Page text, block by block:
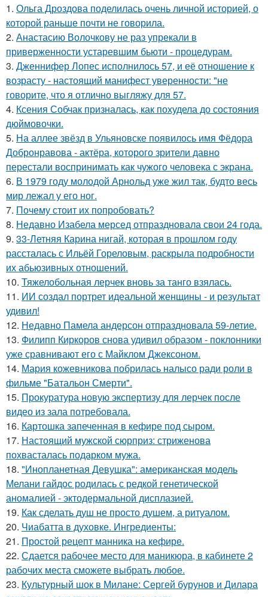
1. Ольга Дроздова поделилась очень личной историей, о
которой раньше почти не говорила.
2. Анастасию Волочкову не раз упрекали в
приверженности устаревшим бьюти - процедурам.
3. Дженнифер Лопес исполнилось 57, и её отношение к
возрасту - настоящий манифест уверенности: "не
говорите, что я отлично выгляжу для 57.
4. Ксения Собчак призналась, как похудела до состояния
дюймовочки.
5. На аллее звёзд в Ульяновске появилось имя Фёдора
Добронравова - актёра, которого зрители давно
перестали воспринимать как чужого человека с экрана.
6. В 1979 году молодой Арнольд уже жил так, будто весь
мир лежал у его ног.
7. Почему стоит их попробовать?
8. Недавно Изабела мерсед отпраздновала свои 24 года.
9. 33-Летняя Карина нигай, которая в прошлом году
рассталась с Ильёй Гореловым, раскрыла подробности
их абьюзивных отношений.
10. Тяжелобольная лерчек вновь за танго взялась.
11. ИИ создал портрет идеальной женщины - и результат
удивил!
12. Недавно Памела андерсон отпраздновала 59-летие.
13. Филипп Киркоров снова удивил образом - поклонники
уже сравнивают его с Майклом Джексоном.
14. Мария кожевникова побрилась налысо ради роли в
фильме "Батальон Смерти".
15. Прокуратура новую экспертизу для лерчек после
видео из зала потребовала.
16. Картошка запеченная в кефире под сыром.
17. Настоящий мужской сюрприз: стриженова
похвасталась подарком мужа.
18. "Инопланетная Девушка": американская модель
Мелани гайдос родилась с редкой генетической
аномалией - эктодермальной дисплазией.
19. Как сделать душ не просто душем, а ритуалом.
20. Чиабатта в духовке. Ингредиенты:
21. Простой рецепт манника на кефире.
22. Сдается рабочее место для маникюра, в кабинете 2
рабочих места сможете выбрать любое.
23. Культурный шок в Милане: Сергей бурунов и Дилара